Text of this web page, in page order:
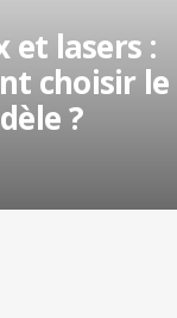
et lasers :
choisir le
?